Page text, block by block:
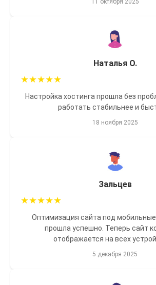
11 октября 2025
Наталья О.
★★★★★
Настройка хостинга прошла без
работать стабильнее и
18 ноября 2025
Зальцев
★★★★★
Оптимизация сайта под
прошла успешно. Теперь сайт
отображается на всех
5 декабря 2025